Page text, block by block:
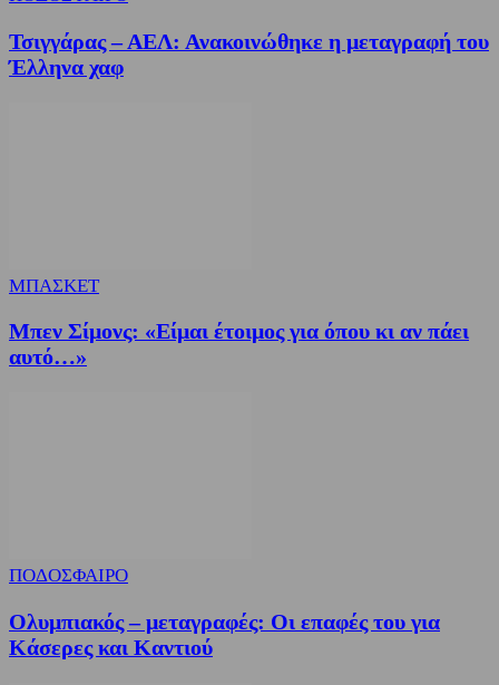
Τσιγγάρας – ΑΕΛ: Ανακοινώθηκε η μεταγραφή του
Έλληνα χαφ
ΜΠΑΣΚΕΤ
Μπεν Σίμονς: «Είμαι έτοιμος για όπου κι αν πάει
αυτό…»
ΠΟΔΟΣΦΑΙΡΟ
Ολυμπιακός – μεταγραφές: Οι επαφές του για
Κάσερες και Καντιού